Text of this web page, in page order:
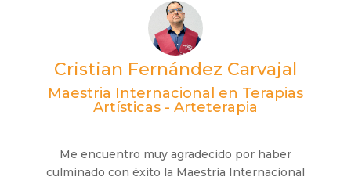
Cristian Fernández Carvajal
Maestria Internacional en Terapias
Artísticas - Arteterapia
Me encuentro muy agradecido por haber
culminado con éxito la Maestría Internacional